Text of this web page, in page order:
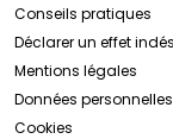
Conseils pratiques
Déclarer un effet
Mentions légales
Données personnelles
Cookies